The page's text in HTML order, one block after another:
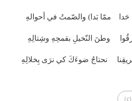
حَدا ممّا بَدا) والصّمتُ في أحوالهِ
وطنَ النّخيلِ بقمحِهِ وشِتالِهِ
نحتاجُ ضوءَكَ كي نرَى بِخلالِهِ